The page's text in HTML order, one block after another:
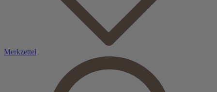
Merkzettel